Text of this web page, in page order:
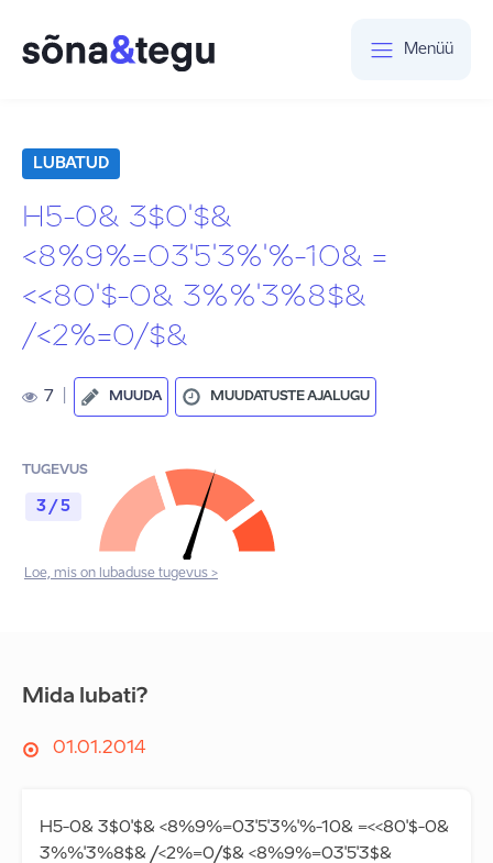
Menüü
LUBATUD
H5-0& 3$0'$&
<8%9%=03'5'3%'%-10& =
<<80'$-0& 3%%'3%8$&
/<2%=0/$&
7 MUUDA MUUDATUSTE AJALUGU
TUGEVUS
3 / 5
Loe, mis on lubaduse tugevus >
Mida lubati?
01.01.2014
H5-0& 3$0'$& <8%9%=03'5'3%'%-10& =<<80'$-0&
3%%'3%8$& /<2%=0/$& <8%9%=03'5'3$&